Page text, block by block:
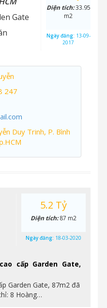
Gate
Diện tích:33.95
m2
Ngày đăng: 13-09-
2017
247
Duy Trinh, P. Bình
cấp Garden Gate,
Garden Gate, 87m2 đã
8 Hoàng…
5.2 Tỷ
Diện tích:87 m2
Ngày đăng: 18-03-2020